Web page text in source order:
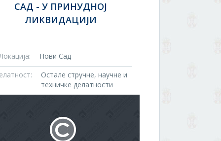
САД - У ПРИНУДНОЈ
ЛИКВИДАЦИЈИ
Нови Сад
Остале стручне, научне и
техничке делатности